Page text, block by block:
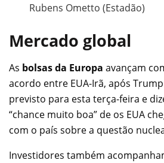
Rubens Ometto (Estadão)
Mercado global
As bolsas da Europa avançam
acordo entre EUA-Irã, após
previsto para esta terça-feira e
“chance muito boa” de os EUA
com o país sobre a questão
Investidores também